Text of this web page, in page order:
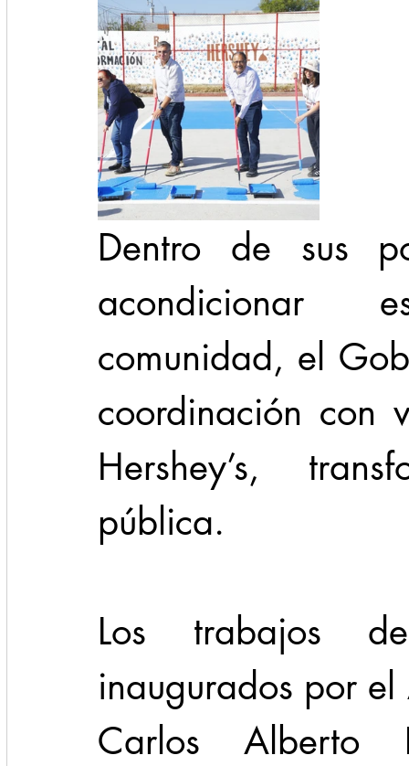
Dentro de sus
acondicionar
comunidad, el
coordinación con
Hershey’s,
pública.
Los trabajos
inaugurados por
Carlos Alberto